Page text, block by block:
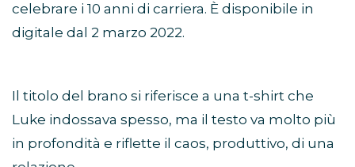
celebrare i 10 anni di carriera. È disponibile in
digitale dal 2 marzo 2022.
Il titolo del brano si riferisce a una t-shirt che
Luke indossava spesso, ma il testo va molto più
in profondità e riflette il caos, produttivo, di una